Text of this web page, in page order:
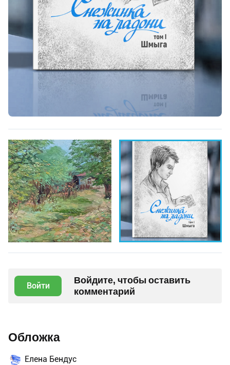
Войти
Войдите, чтобы оставить
комментарий
Обложка
Елена Бендус